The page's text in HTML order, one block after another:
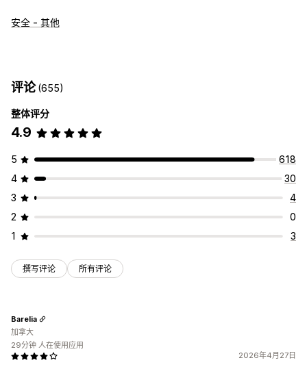
图标类型
自定义
自动适应移动设备
自动定位 自定义页面 主页 产品页面
安全 - 其他
评论(655)
整体评分
4.9
5
618
4
30
3
4
2
0
1
3
撰写评论 所有评论
2026年4月27日
Barelia
加拿大
29分钟 人在使用应用